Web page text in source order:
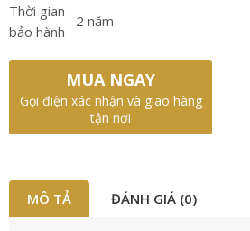
Thời gian
bảo hành
2 năm
MUA NGAY
Gọi điện xác nhận và giao hàng
tận nơi
MÔ TẢ ĐÁNH GIÁ (0)